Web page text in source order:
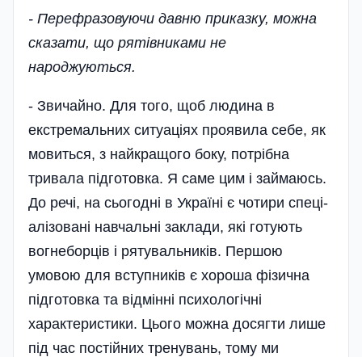
- Перефразовуючи давню приказку, можна
сказати, що рятівниками не
народжуються.
- Звичайно. Для того, щоб людина в
екстремальних ситуаціях проявила себе, як
мовиться, з найкращого боку, потрібна
тривала підготовка. Я саме цим і займаюсь.
До речі, на сьогодні в Україні є чотири спеці­
алізовані навчальні заклади, які готують
вогнеборців і рятувальників. Першою
умовою для вступників є хороша фізична
підготовка та відмінні психологічні
характеристики. Цього можна досягти лише
під час постійних тренувань, тому ми